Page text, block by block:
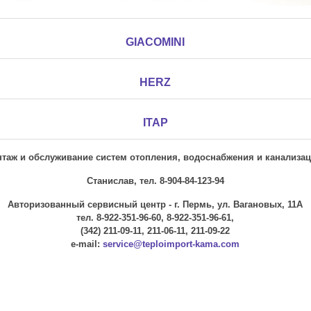
GIACOMINI
HERZ
ITAP
и обслуживание систем отопления, водоснабжения и
Станислав, тел. 8-904-84-123-94
Авторизованный сервисный центр - г. Пермь, ул. Вагановых, 11А
тел. 8-922-351-96-60, 8-922-351-96-61,
(342) 211-09-11, 211-06-11, 211-09-22
e-mail:service@teploimport-kama.com